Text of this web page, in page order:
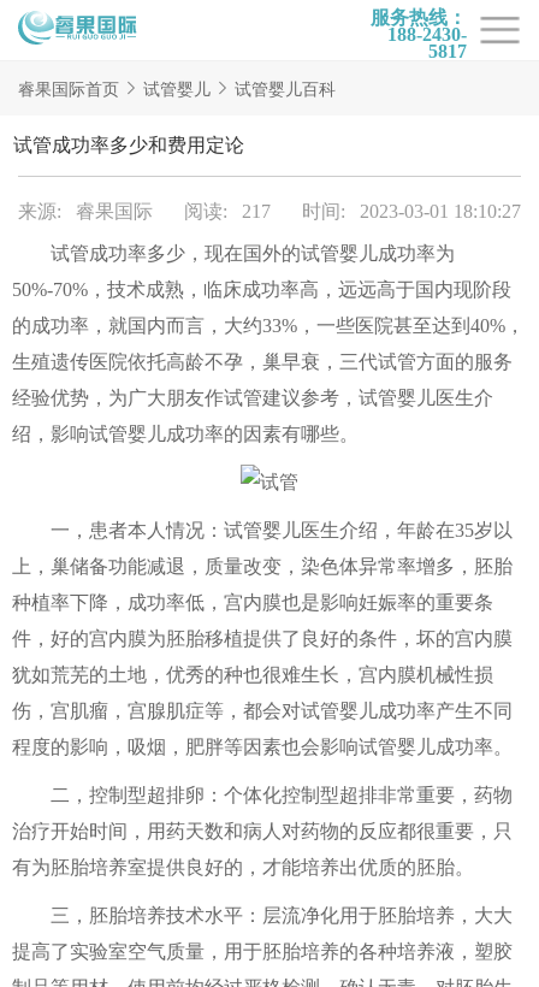
服务热线：
188-2430-
5817
首页
试管项目
试管百科
睿果国际
睿果国际首页 试管婴儿 试管婴儿百科
试管成功率多少和费用定论
来源: 睿果国际 阅读: 217 时间: 2023-03-01 18:10:27
试管成功率多少，现在国外的试管婴儿成功率为
50%-70%，技术成熟，临床成功率高，远远高于国内现阶段
的成功率，就国内而言，大约33%，一些医院甚至达到40%，
生殖遗传医院依托高龄不孕，巢早衰，三代试管方面的服务
经验优势，为广大朋友作试管建议参考，试管婴儿医生介
绍，影响试管婴儿成功率的因素有哪些。
一，患者本人情况：试管婴儿医生介绍，年龄在35岁以
上，巢储备功能减退，质量改变，染色体异常率增多，胚胎
种植率下降，成功率低，宫内膜也是影响妊娠率的重要条
件，好的宫内膜为胚胎移植提供了良好的条件，坏的宫内膜
犹如荒芜的土地，优秀的种也很难生长，宫内膜机械性损
伤，宫肌瘤，宫腺肌症等，都会对试管婴儿成功率产生不同
程度的影响，吸烟，肥胖等因素也会影响试管婴儿成功率。
二，控制型超排卵：个体化控制型超排非常重要，药物
治疗开始时间，用药天数和病人对药物的反应都很重要，只
有为胚胎培养室提供良好的，才能培养出优质的胚胎。
三，胚胎培养技术水平：层流净化用于胚胎培养，大大
提高了实验室空气质量，用于胚胎培养的各种培养液，塑胶